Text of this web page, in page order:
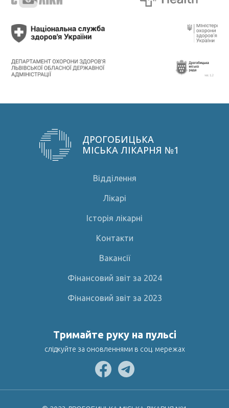
ДРОГОБИЦЬКА
МІСЬКА ЛІКАРНЯ №1
Відділення
Лікарі
Історія лікарні
Контакти
Вакансії
Фінансовий звіт за 2024
Фінансовий звіт за 2023
Тримайте руку на пульсі
слідкуйте за оновленнями в соц. мережах